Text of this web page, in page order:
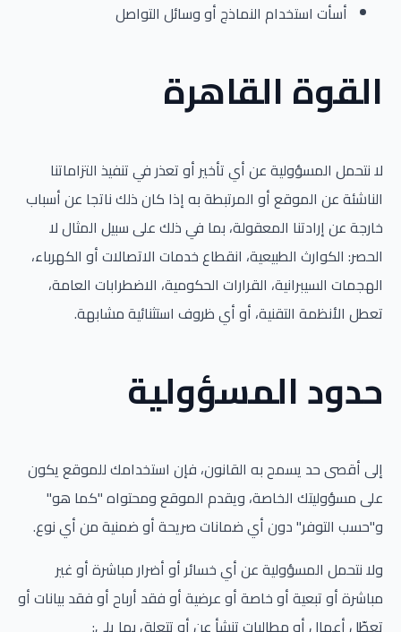
أسأت استخدام النماذج أو وسائل التواصل
القوة القاهرة
لا نتحمل المسؤولية عن أي تأخير أو تعذر في تنفيذ التزاماتنا
الناشئة عن الموقع أو المرتبطة به إذا كان ذلك ناتجا عن أسباب
خارجة عن إرادتنا المعقولة، بما في ذلك على سبيل المثال لا
الحصر: الكوارث الطبيعية، انقطاع خدمات الاتصالات أو الكهرباء،
الهجمات السيبرانية، القرارات الحكومية، الاضطرابات العامة،
تعطل الأنظمة التقنية، أو أي ظروف استثنائية مشابهة.
حدود المسؤولية
إلى أقصى حد يسمح به القانون، فإن استخدامك للموقع يكون
على مسؤوليتك الخاصة، ويقدم الموقع ومحتواه "كما هو"
و"حسب التوفر" دون أي ضمانات صريحة أو ضمنية من أي نوع.
ولا نتحمل المسؤولية عن أي خسائر أو أضرار مباشرة أو غير
مباشرة أو تبعية أو خاصة أو عرضية أو فقد أرباح أو فقد بيانات أو